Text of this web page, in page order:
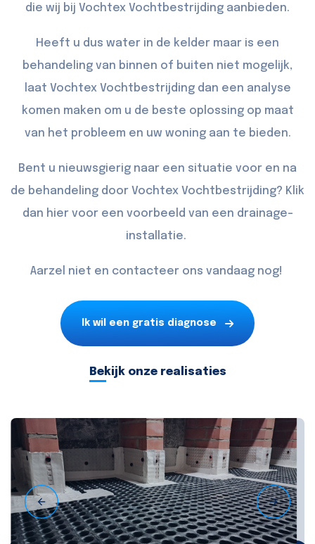
die wij bij Vochtex Vochtbestrijding aanbieden.
Heeft u dus water in de kelder maar is een
behandeling van binnen of buiten niet mogelijk,
laat Vochtex Vochtbestrijding dan een analyse
komen maken om u de beste oplossing op maat
van het probleem en uw woning aan te bieden.
Bent u nieuwsgierig naar een situatie voor en na
de behandeling door Vochtex Vochtbestrijding? Klik
dan hiervoor een voorbeeld van een drainage-
installatie.
Aarzel niet en contacteerons vandaag nog!
Ik wil een gratis diagnose
Bekijk onze realisaties